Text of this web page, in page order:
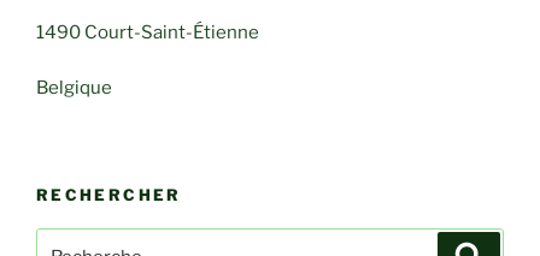
1490 Court-Saint-Étienne
Belgique
RECHERCHER